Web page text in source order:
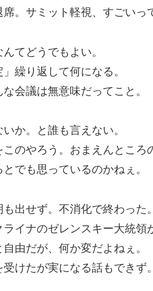
。サミット軽視、すごいっ
てどうでもよい。
繰り返して何になる。
会議は無意味だってこと。
か。と誰も言えない。
のやろう。おまえんところ
でも思っているのかねぇ。
出せず。不消化で終わった。
イナのゼレンスキー大統領
由だが、何か変だよねぇ。
けたが実になる話もできず。